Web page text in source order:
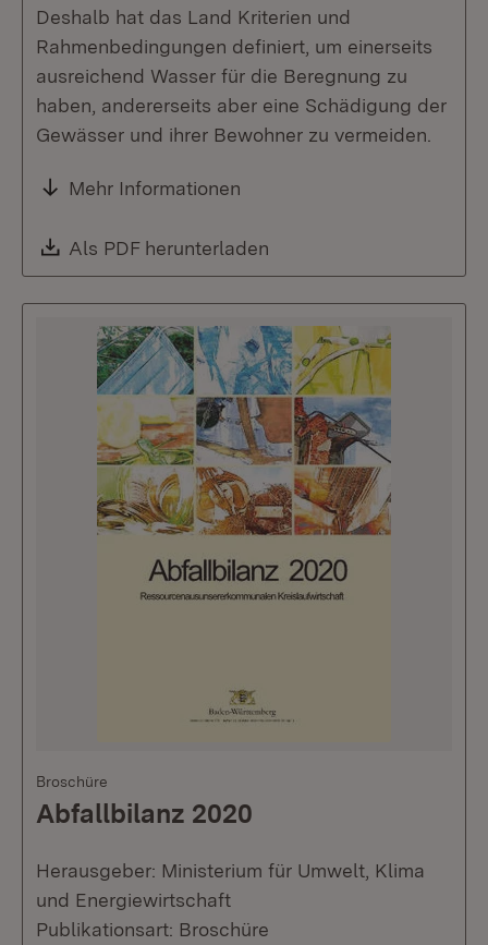
Deshalb hat das Land Kriterien und
Rahmenbedingungen definiert, um einerseits
ausreichend Wasser für die Beregnung zu
haben, andererseits aber eine Schädigung der
Gewässer und ihrer Bewohner zu vermeiden.
Mehr Informationen
Download:
Als PDF herunterladen
Broschüre
Abfallbilanz 2020
Herausgeber: Ministerium für Umwelt, Klima
und Energiewirtschaft
Publikationsart: Broschüre